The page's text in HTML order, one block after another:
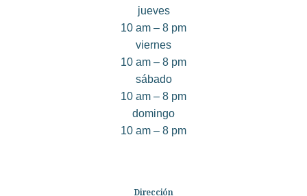
jueves
10 am – 8 pm
viernes
10 am – 8 pm
sábado
10 am – 8 pm
domingo
10 am – 8 pm
Dirección